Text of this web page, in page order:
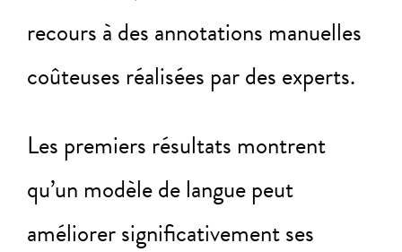
recours à des annotations manuelles
coûteuses réalisées par des experts.
Les premiers résultats montrent
qu’un modèle de langue peut
améliorer significativement ses